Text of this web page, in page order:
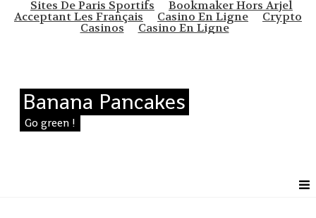
Sites De Paris Sportifs Bookmaker Hors Arjel
Acceptant Les Français Casino En Ligne Crypto
Casinos Casino En Ligne
Banana Pancakes
Go green !